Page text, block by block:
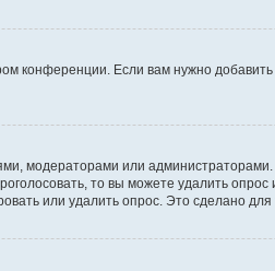
конференции. Если вам нужно
модераторами или
то вы можете удалить
или удалить опрос. Это сделано